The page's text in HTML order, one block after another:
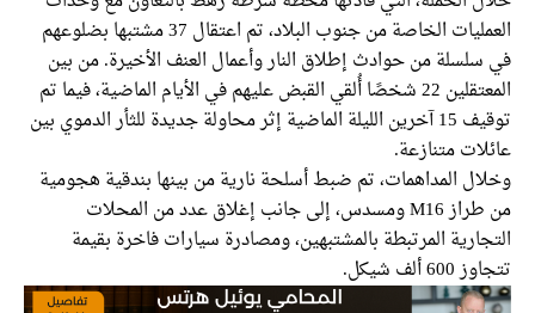
العمليات الخاصة من جنوب البلاد، تم اعتقال 37 مشتبها بضلوعهم
من حوادث إطلاق النار وأعمال العنف الأخيرة. من بين
المعتقلين 22 شخصًا أُلقي القبض عليهم في الأيام الماضية، فيما تم
توقيف 15 آخرين الليلة الماضية إثر محاولة جديدة للثأر الدموي بين
متنازعة.
المداهمات، تم ضبط أسلحة نارية من بينها بندقية هجومية
من طراز M16 ومسدس، إلى جانب إغلاق عدد من المحلات
المرتبطة بالمشتبهين، ومصادرة سيارات فاخرة بقيمة
ألف شيكل.